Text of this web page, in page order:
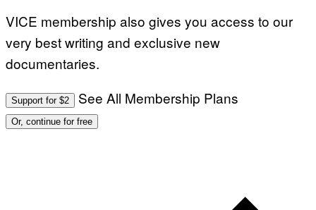
VICE membership also gives you access to our
very best writing and exclusive new
documentaries.
Support for $2 See All Membership Plans
Or, continue for free